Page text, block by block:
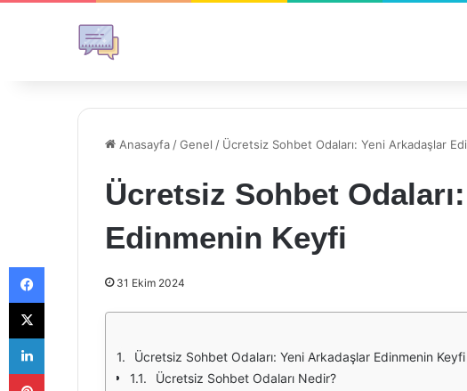
Anasayfa /Genel / Ücretsiz Sohbet Odaları: Yeni Arkadaşlar
Ücretsiz Sohbet
Edinmenin Keyfi
31 Ekim 2024
Ücretsiz Sohbet Odaları: Yeni Arkadaşlar Edinmenin Keyfi
Ücretsiz Sohbet Odaları Nedir?
Facebook
X
LinkedIn
Pinterest